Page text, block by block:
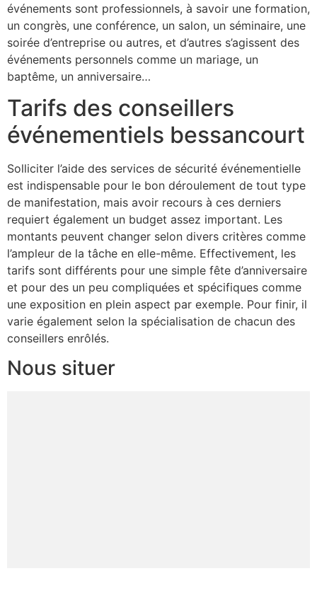
événements sont professionnels, à savoir une formation,
un congrès, une conférence, un salon, un séminaire, une
soirée d’entreprise ou autres, et d’autres s’agissent des
événements personnels comme un mariage, un
baptême, un anniversaire…
Tarifs des conseillers
événementiels bessancourt
Solliciter l’aide des services de sécurité événementielle
est indispensable pour le bon déroulement de tout type
de manifestation, mais avoir recours à ces derniers
requiert également un budget assez important. Les
montants peuvent changer selon divers critères comme
l’ampleur de la tâche en elle-même. Effectivement, les
tarifs sont différents pour une simple fête d’anniversaire
et pour des un peu compliquées et spécifiques comme
une exposition en plein aspect par exemple. Pour finir, il
varie également selon la spécialisation de chacun des
conseillers enrôlés.
Nous situer